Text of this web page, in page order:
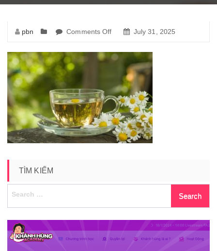
pbn Comments Off
tra-
thanh-
nhiet-
phu-
hop-
voi-
the-
trang
July 31, 2025
TÌM KIẾM
Search